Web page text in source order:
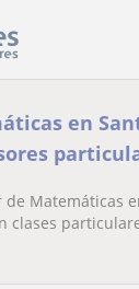
en
Matemáticas
clases